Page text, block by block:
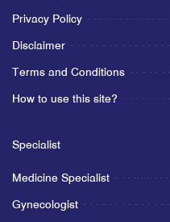
Privacy Policy
Disclaimer
Terms and Conditions
How to use this site?
Specialist
Medicine Specialist
Gynecologist